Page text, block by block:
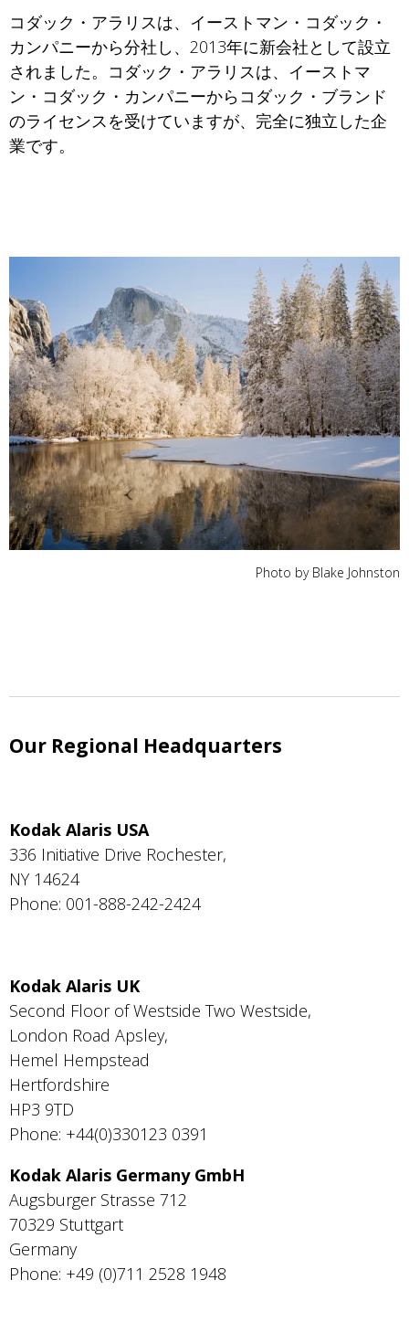
コダック・アラリスは、イーストマン・コダック・
カンパニーから分社し、2013年に新会社として設立
されました。コダック・アラリスは、イーストマ
ン・コダック・カンパニーからコダック・ブランド
のライセンスを受けていますが、完全に独立した企
業です。
Photo by Blake Johnston
Our Regional Headquarters
Kodak Alaris USA
336 Initiative Drive Rochester,
NY 14624
Phone: 001-888-242-2424
Kodak Alaris UK
Second Floor of Westside Two Westside,
London Road Apsley,
Hemel Hempstead
Hertfordshire
HP3 9TD
Phone: +44(0)330123 0391
Kodak Alaris Germany GmbH
Augsburger Strasse 712
70329 Stuttgart
Germany
Phone: +49 (0)711 2528 1948